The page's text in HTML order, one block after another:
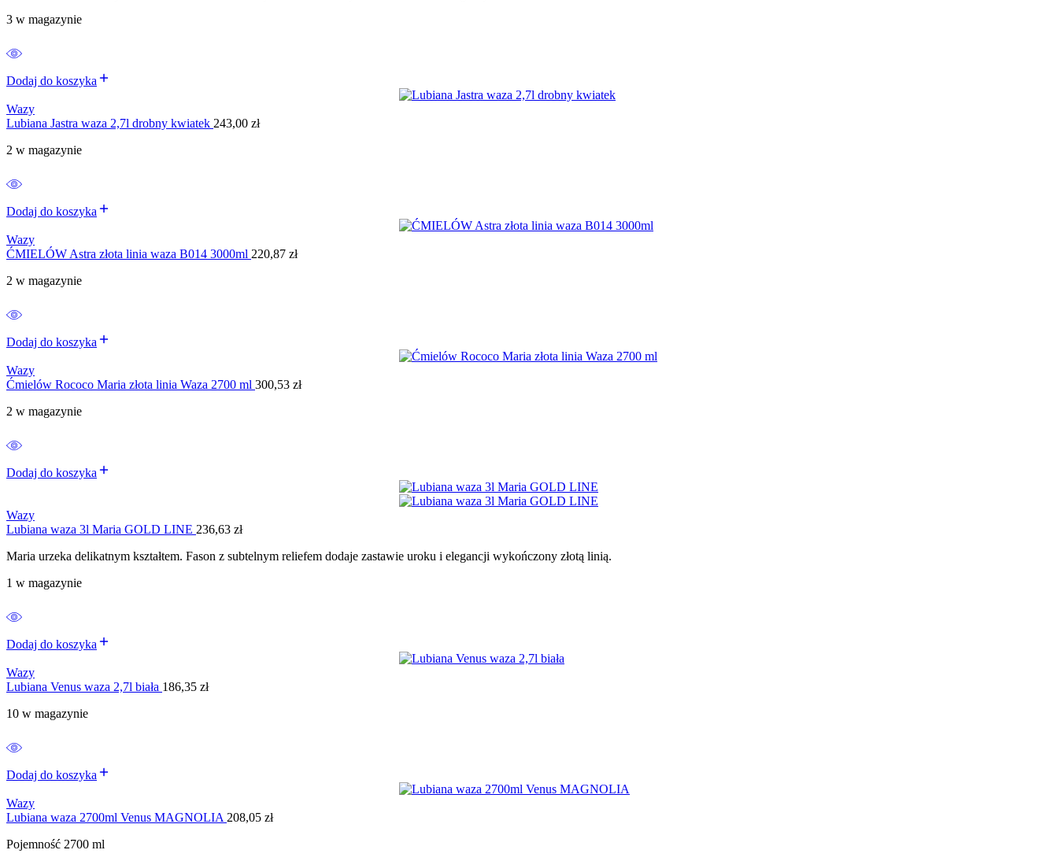
3 w magazynie
Dodaj do koszyka
Wazy
Lubiana Jastra waza 2,7l drobny kwiatek 243,00 zł
2 w magazynie
Dodaj do koszyka
Wazy
ĆMIELÓW Astra złota linia waza B014 3000ml 220,87 zł
2 w magazynie
Dodaj do koszyka
Wazy
Ćmielów Rococo Maria złota linia Waza 2700 ml 300,53 zł
2 w magazynie
Dodaj do koszyka
Wazy
Lubiana waza 3l Maria GOLD LINE 236,63 zł
Maria urzeka delikatnym kształtem. Fason z subtelnym reliefem dodaje zastawie uroku i elegancji wykończony złotą linią.
1 w magazynie
Dodaj do koszyka
Wazy
Lubiana Venus waza 2,7l biała 186,35 zł
10 w magazynie
Dodaj do koszyka
Wazy
Lubiana waza 2700ml Venus MAGNOLIA 208,05 zł
Pojemność 2700 ml